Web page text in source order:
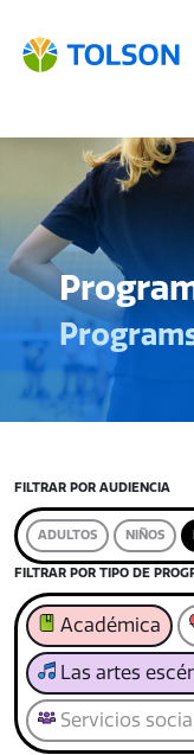
FILTRAR POR AUDIENCIA
ADULTOS NIÑOS
FILTRAR POR TIPO DE
Académica
Las artes
Servicios